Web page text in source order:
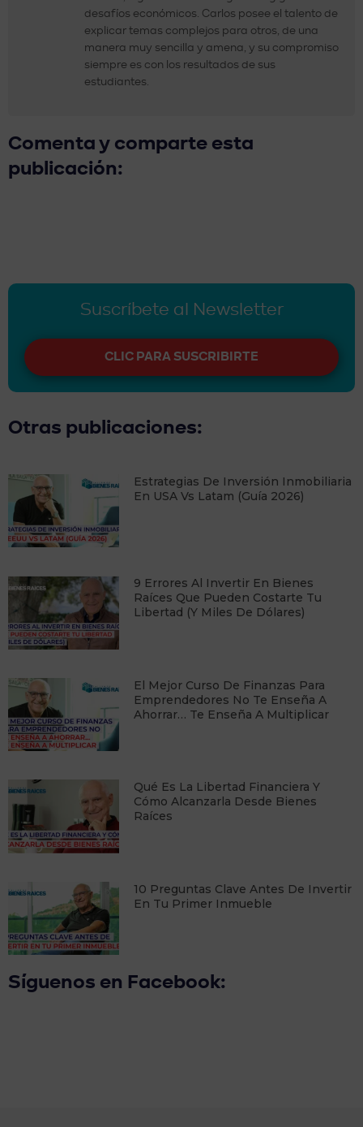
desafíos económicos. Carlos posee el talento de
explicar temas complejos para otros, de una
manera muy sencilla y amena, y su compromiso
siempre es con los resultados de sus
estudiantes.
Comenta y comparte esta
publicación:
Suscríbete al Newsletter
CLIC PARA SUSCRIBIRTE
Otras publicaciones:
Estrategias De Inversión Inmobiliaria
En USA Vs Latam (Guía 2026)
9 Errores Al Invertir En Bienes
Raíces Que Pueden Costarte Tu
Libertad (y Miles De Dólares)
​El Mejor Curso De Finanzas Para
Emprendedores No Te Enseña A
Ahorrar… Te Enseña A Multiplicar
Qué Es La Libertad Financiera Y
Cómo Alcanzarla Desde Bienes
Raíces
10 Preguntas Clave Antes De Invertir
En Tu Primer Inmueble
Síguenos en Facebook: